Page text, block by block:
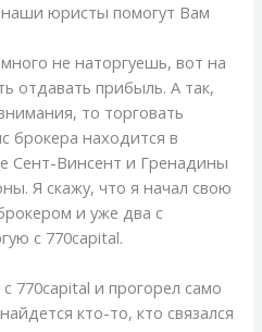
юристы помогут Вам
не наторгуешь, вот на
отдавать прибыль. А так,
то торговать
находится в
Сент-Винсент и Гренадины
Я скажу, что я начал свою
и уже два с
с 770capital.
770capital и прогорел само
кто-то, кто связался